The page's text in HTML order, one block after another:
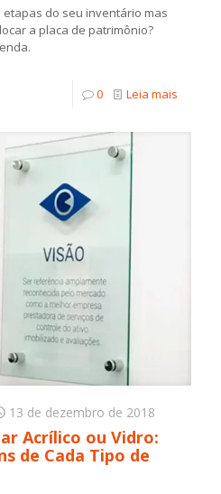
do seu inventário mas
a placa de patrimônio?
0 Leia mais
13 de dezembro de 2018
Acrílico ou Vidro:
de Cada Tipo de